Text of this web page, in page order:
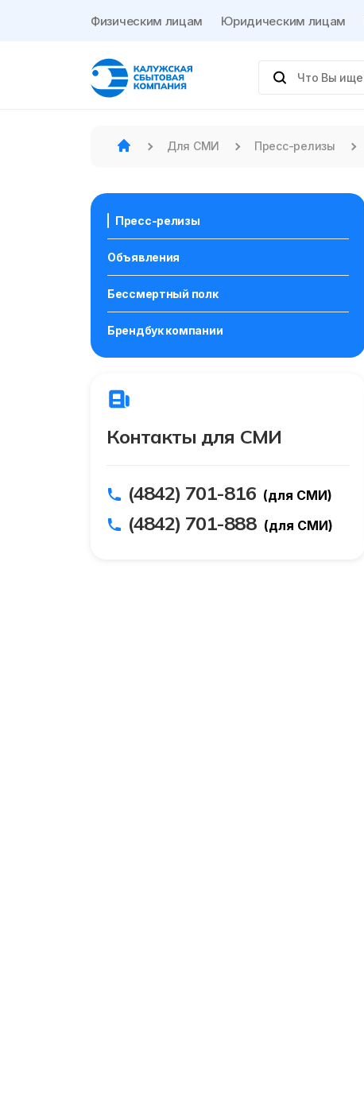
Физическим лицам Юридическим лицам
Для СМИ Пресс-релизы
Пресс-релизы
Объявления
Бессмертный полк
Брендбук компании
Контакты для СМИ
(4842) 701-816 (для СМИ)
(4842) 701-888 (для СМИ)